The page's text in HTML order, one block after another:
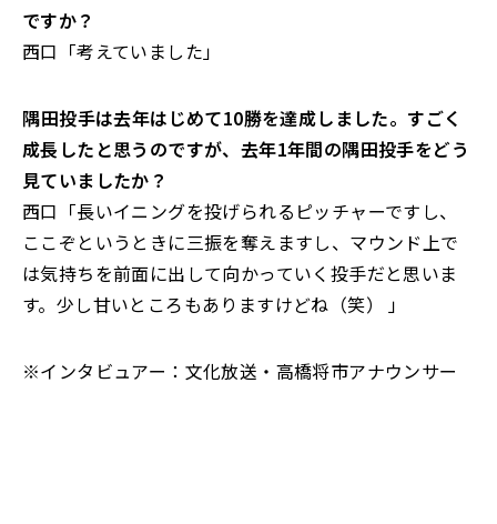
ですか？
西口「考えていました」
――隅田投手は去年はじめて10勝を達成しました。すごく
成長したと思うのですが、去年1年間の隅田投手をどう
見ていましたか？
西口「長いイニングを投げられるピッチャーですし、
ここぞというときに三振を奪えますし、マウンド上で
は気持ちを前面に出して向かっていく投手だと思いま
す。少し甘いところもありますけどね（笑） 」
※インタビュアー：文化放送・高橋将市アナウンサー